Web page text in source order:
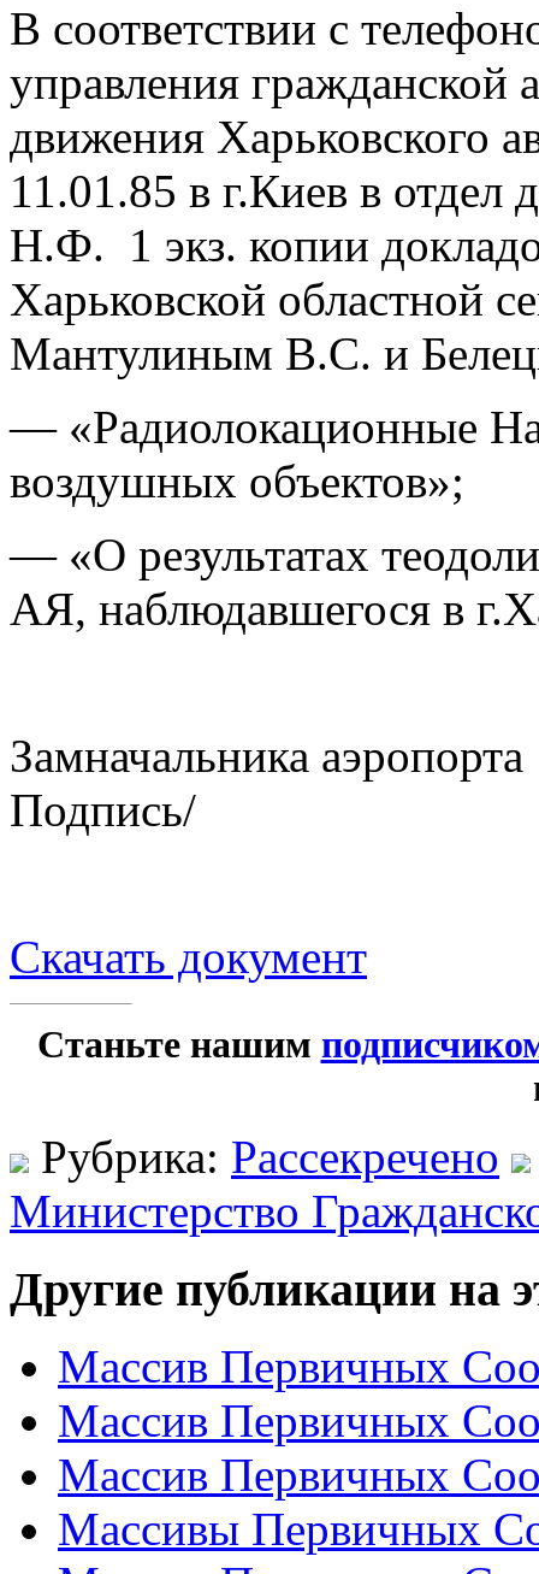
В соответствии с
управления гражданской
движения Харьковского
11.01.85 в г.Киев в
Н.Ф. 1 экз. копии
Харьковской областной
Мантулиным В.С. и
— «Радиолокационные
воздушных объектов»;
— «О результатах
АЯ, наблюдавшегося в
Замначальника
Подпись/ К.А.
Скачать документ
Станьте нашим
Рубрика: Рассекречено
Министерство
Другие публикации на
Массив Первичных
Массив Первичных
Массив Первичных
Массивы Первичных